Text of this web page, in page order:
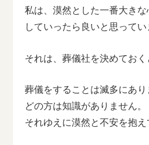
私は、漠然とした一番大き
していったら良いと思ってい
それは、葬儀社を決めておく
葬儀をすることは滅多にあ
どの方は知識がありません。
それゆえに漠然と不安を抱え